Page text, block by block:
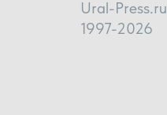
Ural-Press.ru
1997-2026